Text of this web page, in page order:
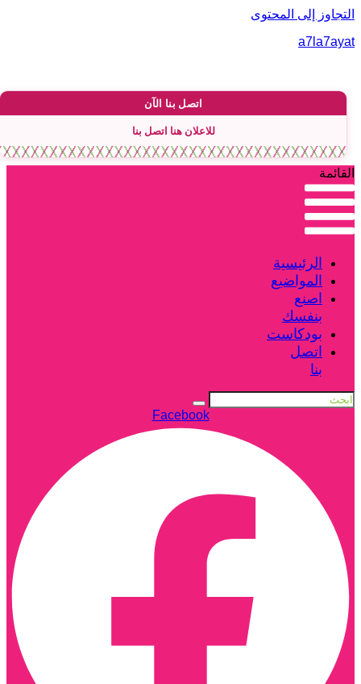
إلى المحتوى
اتصل بنا الآن
للاعلان هنا اتصل بنا
الرئيسية
المواضيع
اصنع
بنفسك
بودكاست
اتصل
بنا
Facebook